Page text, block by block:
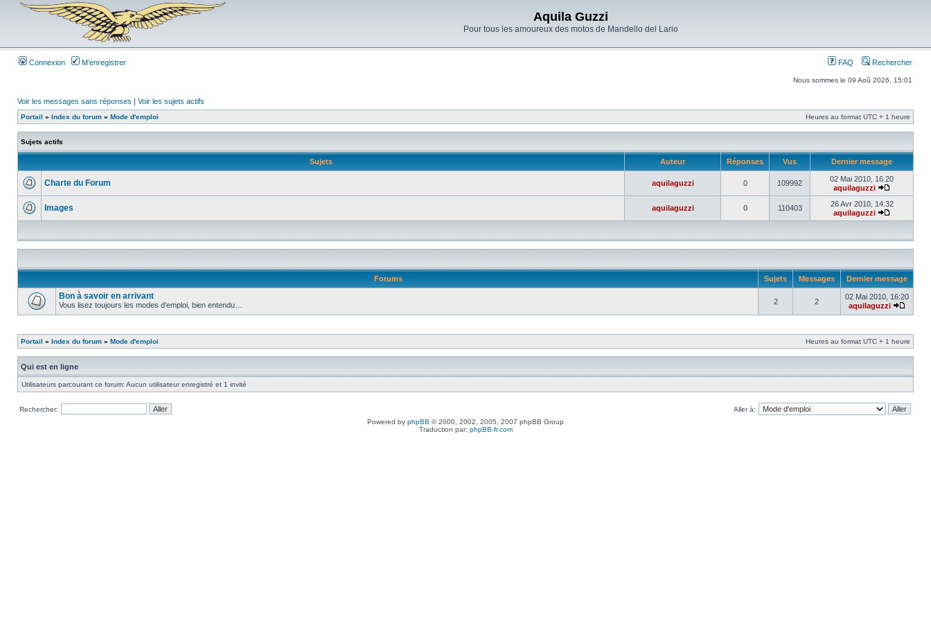
Aquila Guzzi
Pour tous les amoureux des motos de Mandello del Lario
Connexion M’enregistrer FAQ Rechercher
Nous sommes le 09 Aoû 2026, 15:01
Voir les messages sans réponses | Voir les sujets actifs
Portail » Index du forum » Mode d'emploi Heures au format UTC + 1 heure
Sujets actifs
Sujets Auteur Réponses Vus Dernier message
Charte du Forum aquilaguzzi 0 109992
02 Mai 2010, 16:20
aquilaguzzi
Images aquilaguzzi 0 110403
26 Avr 2010, 14:32
aquilaguzzi
Forums Sujets Messages Dernier message
Bon à savoir en arrivant
Vous lisez toujours les modes d'emploi, bien entendu… 2 2
02 Mai 2010, 16:20
aquilaguzzi
Portail » Index du forum » Mode d'emploi Heures au format UTC + 1 heure
Qui est en ligne
Utilisateurs parcourant ce forum: Aucun utilisateur enregistré et 1 invité
Rechercher:
Aller à:
Powered by phpBB © 2000, 2002, 2005, 2007 phpBB Group
Traduction par: phpBB-fr.com